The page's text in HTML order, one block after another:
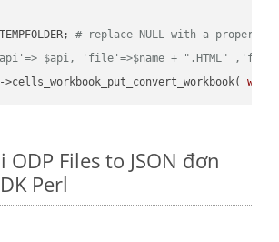
# replace NULL with a proper
$api, 'file'=>$name + ".HTML"
Files to JSON đơn
Perl